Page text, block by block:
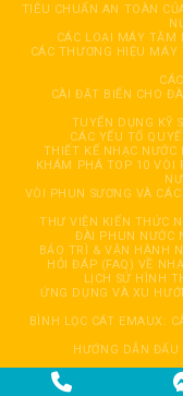
TIÊU CHUẨN AN TOÀN
CÁC LOẠI MÁY TĂM
CÁC THƯƠNG HIỆU
CÀI ĐẶT BIẾN CHO
TUYỂN DỤNG KỸ
CÁC YẾU TỐ
THIẾT KẾ NHẠC
KHÁM PHÁ TOP 10 VÒI
VÒI PHUN SƯƠNG VÀ
THƯ VIỆN KIẾN THỨC
ĐÀI PHUN NƯỚC
BẢO TRÌ & VẬN HÀNH
HỎI ĐÁP (FAQ) VỀ
LỊCH SỬ HÌNH
ỨNG DỤNG VÀ XU
BÌNH LỌC CÁT EMAUX:
HƯỚNG DẪN
Copyright 2026 © CÔNG